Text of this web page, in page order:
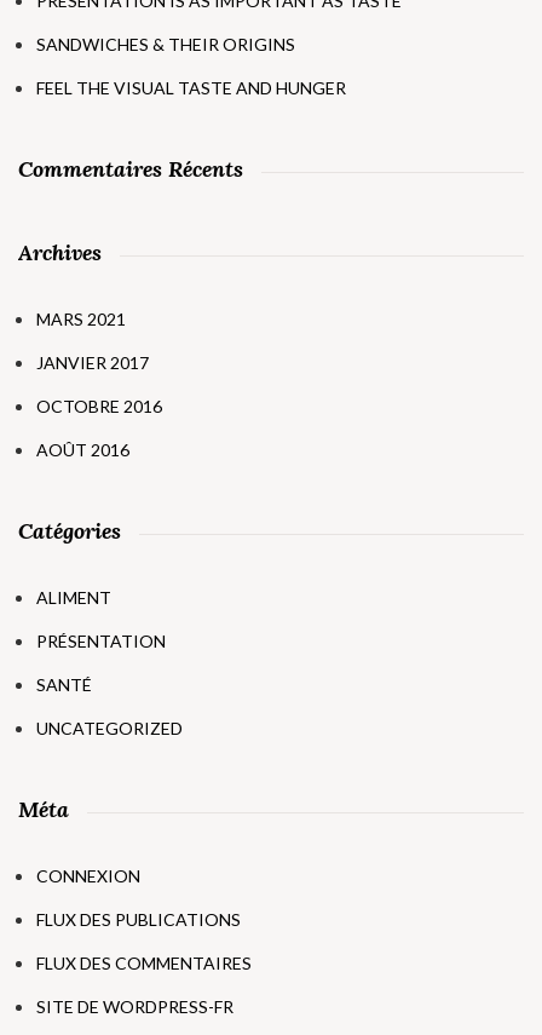
SANDWICHES & THEIR ORIGINS
FEEL THE VISUAL TASTE AND HUNGER
Commentaires Récents
Archives
MARS 2021
JANVIER 2017
OCTOBRE 2016
AOÛT 2016
Catégories
ALIMENT
PRÉSENTATION
SANTÉ
UNCATEGORIZED
Méta
CONNEXION
FLUX DES PUBLICATIONS
FLUX DES COMMENTAIRES
SITE DE WORDPRESS-FR